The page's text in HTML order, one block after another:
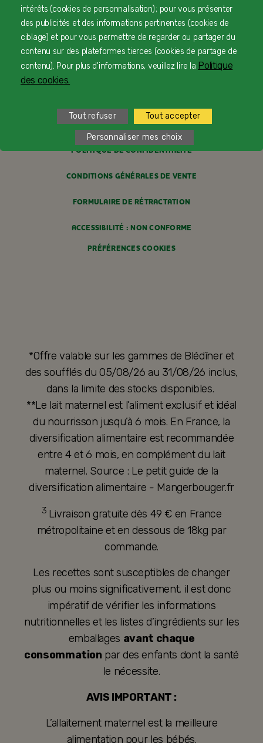
PAIEMENT SÉCURISÉ
PROFESSIONNELS DE SANTÉ
POLITIQUE COOKIES
POLITIQUE DE CONFIDENTIALITÉ
CONDITIONS GÉNÉRALES DE VENTE
FORMULAIRE DE RÉTRACTATION
ACCESSIBILITÉ : NON CONFORME
PRÉFÉRENCES COOKIES
*Offre valable sur les gammes de Blédîner et
des soufflés du 05/08/26 au 31/08/26 inclus,
dans la limite des stocks disponibles.
**Le lait maternel est l’aliment exclusif et idéal
du nourrisson jusqu’à 6 mois. En France, la
diversification alimentaire est recommandée
entre 4 et 6 mois, en complément du lait
maternel. Source : Le petit guide de la
diversification alimentaire - Mangerbouger.fr
3 Livraison gratuite dès 49 € en France
métropolitaine et en dessous de 18kg par
commande.
Les recettes sont susceptibles de changer
plus ou moins significativement, il est donc
impératif de vérifier les informations
nutritionnelles et les listes d’ingrédients sur les
emballages avant chaque
consommation par des enfants dont la santé
le nécessite.
AVIS IMPORTANT :
L’allaitement maternel est la meilleure
alimentation pour les bébés.
intérêts (cookies de personnalisation) ; pour vous présenter
des publicités et des informations pertinentes (cookies de
ciblage) et pour vous permettre de regarder ou partager du
contenu sur des plateformes tierces (cookies de partage de
contenu). Pour plus d'informations, veuillez lire la Politique
des cookies.
Tout refuser Tout accepter
Personnaliser mes choix